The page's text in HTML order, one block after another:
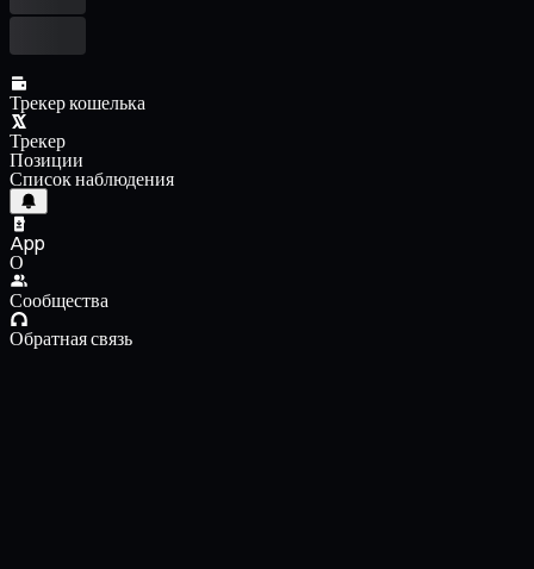
Трекер кошелька
Трекер
Позиции
Список наблюдения
App
О
Сообщества
Обратная связь